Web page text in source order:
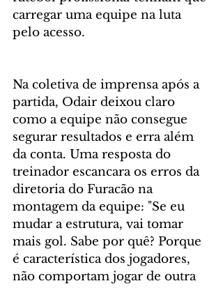
carregar uma equipe na luta
pelo acesso.
Na coletiva de imprensa após a
partida, Odair deixou claro
como a equipe não consegue
segurar resultados e erra além
da conta. Uma resposta do
treinador escancara os erros da
diretoria do Furacão na
montagem da equipe: "Se eu
mudar a estrutura, vai tomar
mais gol. Sabe por quê? Porque
é característica dos jogadores,
não comportam jogar de outra